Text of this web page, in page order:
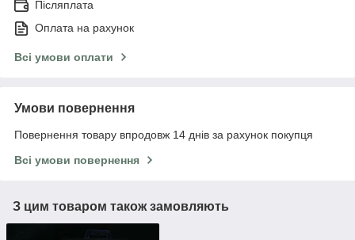
Післяплата
Оплата на рахунок
Всі умови оплати
Умови повернення
Повернення товару впродовж 14 днів за рахунок покупця
Всі умови повернення
З цим товаром також замовляють